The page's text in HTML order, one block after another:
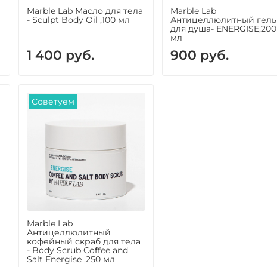
Marble Lab Масло для тела
- Sculpt Body Oil ,100 мл
1 400 руб.
Marble Lab
Антицеллюлитный гель
для душа- ENERGISE,200
мл
900 руб.
Советуем
Marble Lab
Антицеллюлитный
кофейный скраб для тела
- Body Scrub Coffee and
Salt Energise ,250 мл